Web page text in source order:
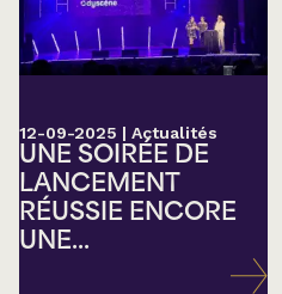
12-09-2025 | Actualités
UNE SOIRÉE DE
LANCEMENT
RÉUSSIE ENCORE
UNE...